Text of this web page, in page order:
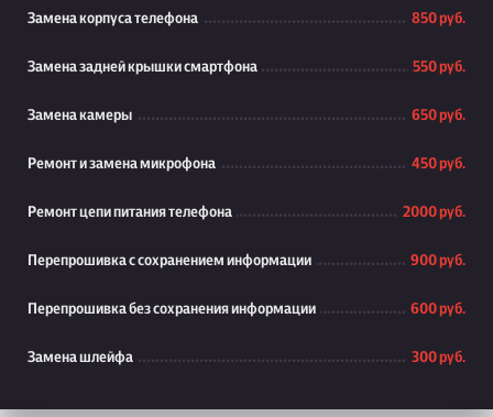
Замена корпуса телефона 850 руб.
Замена задней крышки смартфона 550 руб.
Замена камеры 650 руб.
Ремонт и замена микрофона 450 руб.
Ремонт цепи питания телефона 2000 руб.
Перепрошивка с сохранением информации 900 руб.
Перепрошивка без сохранения информации 600 руб.
Замена шлейфа 300 руб.